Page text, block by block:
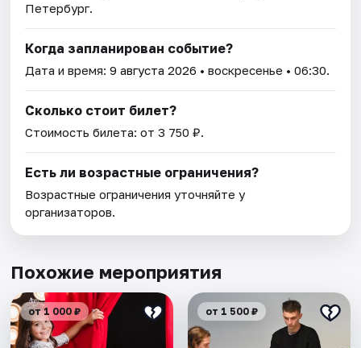
Петербург.
Когда запланирован событие?
Дата и время:9 августа 2026 • воскресенье • 06:30.
Сколько стоит билет?
Стоимость билета: от 3 750 ₽.
Есть ли возрастные ограничения?
Возрастные ограничения уточняйте у
организаторов.
Похожие мероприятия
от 1 000 ₽ от 1 500 ₽